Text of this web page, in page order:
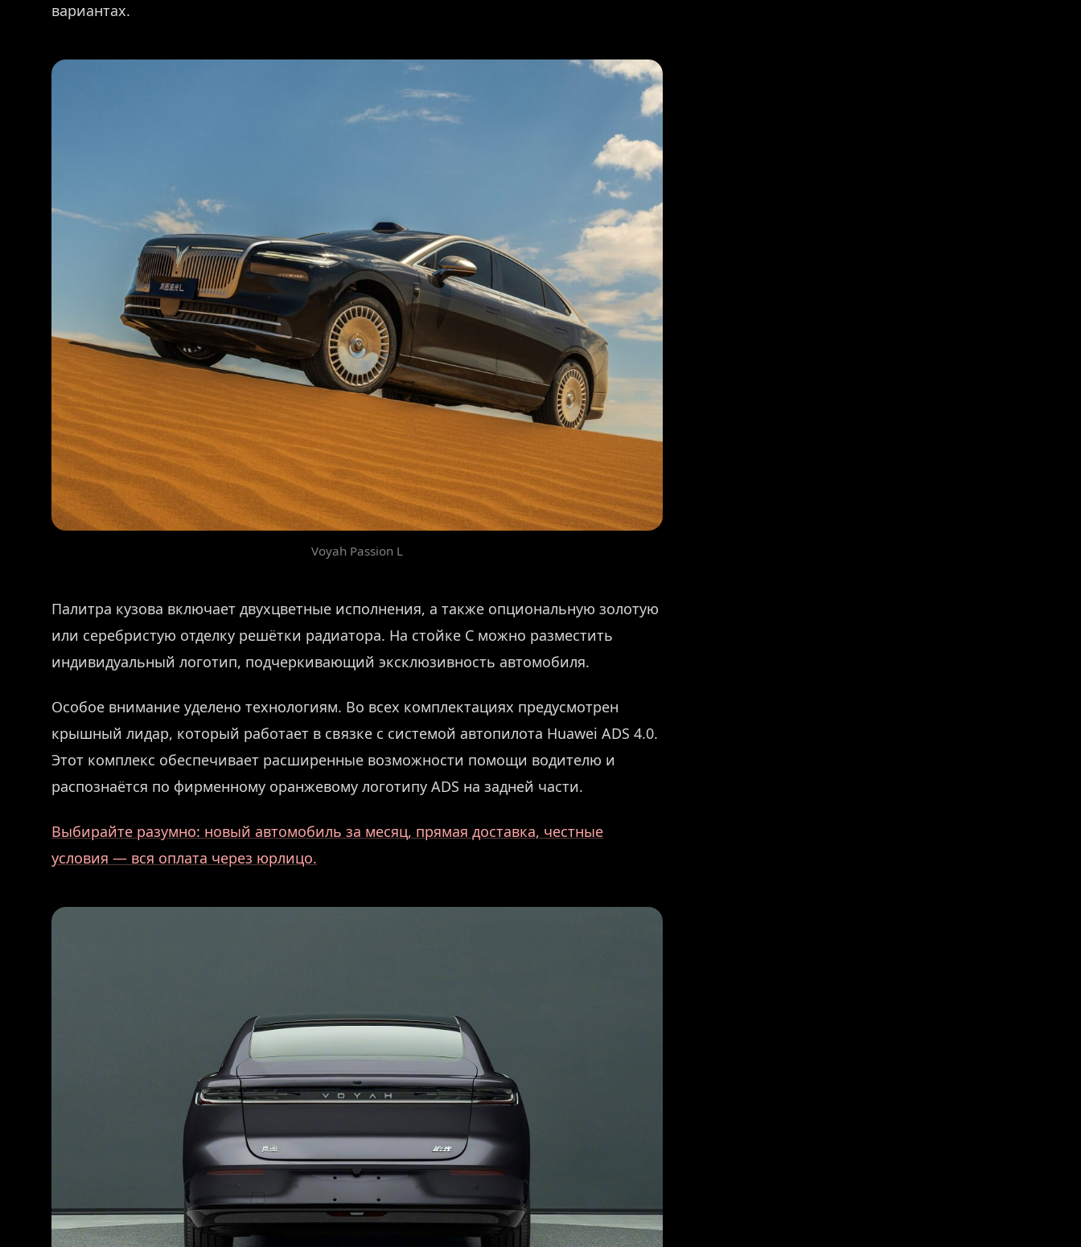
вариантах.
Voyah Passion L
Палитра кузова включает двухцветные исполнения, а также опциональную золотую
или серебристую отделку решётки радиатора. На стойке C можно разместить
индивидуальный логотип, подчеркивающий эксклюзивность автомобиля.
Особое внимание уделено технологиям. Во всех комплектациях предусмотрен
крышный лидар, который работает в связке с системой автопилота Huawei ADS 4.0.
Этот комплекс обеспечивает расширенные возможности помощи водителю и
распознаётся по фирменному оранжевому логотипу ADS на задней части.
Выбирайте разумно: новый автомобиль за месяц, прямая доставка, честные
условия — вся оплата через юрлицо.